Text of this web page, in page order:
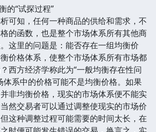
“试探过程”
知，任何一种商品的供给和需求，不
的函数，也是整个市场体系所有其他商
这里的问题是：能否存在一组均衡价
价格体系，使整个市场体系所有市场都
西方经济学称此为“一般均衡存在性问
体系中的价格可能不是均衡价格。如果
非均衡价格，现实的市场体系便不能实
然交易者可以通过调整使现实的市场价
这种调整过程可能需要的时间太长，在